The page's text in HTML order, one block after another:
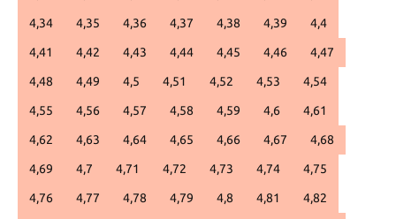
4,34 4,35 4,36 4,37 4,38 4,39 4,4
4,41 4,42 4,43 4,44 4,45 4,46 4,47
4,48 4,49 4,5 4,51 4,52 4,53 4,54
4,55 4,56 4,57 4,58 4,59 4,6 4,61
4,62 4,63 4,64 4,65 4,66 4,67 4,68
4,69 4,7 4,71 4,72 4,73 4,74 4,75
4,76 4,77 4,78 4,79 4,8 4,81 4,82